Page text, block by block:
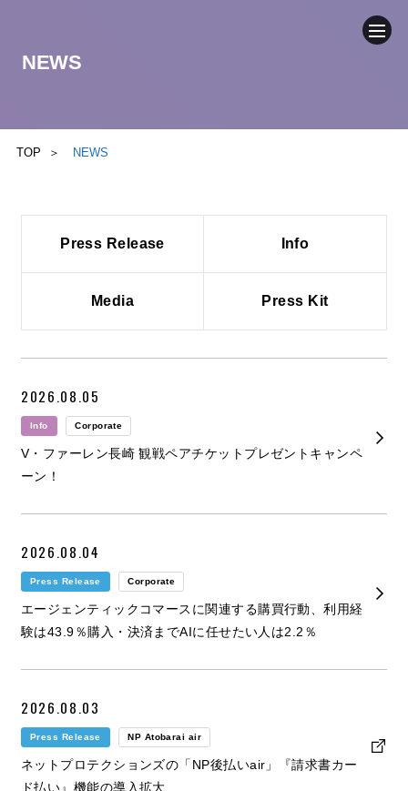
SUSTAINABILITY
NEWS
TOP NEWS
Press Release Info
Media Press Kit
2026.08.05
Info Corporate
V・ファーレン長崎 観戦ペアチケットプレゼントキャンペ
ーン！
2026.08.04
Press Release Corporate
エージェンティックコマースに関連する購買行動、利用経
験は43.9％購入・決済までAIに任せたい人は2.2％
2026.08.03
Press Release NP Atobarai air
ネットプロテクションズの「NP後払いair」『請求書カー
ド払い』機能の導入拡大